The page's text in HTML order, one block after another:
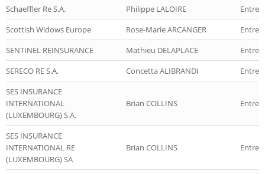
Schaeffler Re S.A.
Philippe LALOIRE
Scottish Widows Europe
Rose-Marie ARCANGER
SENTINEL REINSURANCE
Mathieu DELAPLACE
SERECO RE S.A.
Concetta ALIBRANDI
SES INSURANCE
INTERNATIONAL
(LUXEMBOURG) S.A.
Brian COLLINS
SES INSURANCE
INTERNATIONAL RE
(LUXEMBOURG) SA
Brian COLLINS